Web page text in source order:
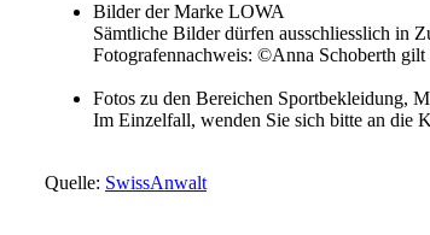
Bilder der Marke LOWA
Sämtliche Bilder dürfen ausschliesslich in
Fotografennachweis: ©Anna Schoberth
Fotos zu den Bereichen Sportbekleidung,
Im Einzelfall, wenden Sie sich bitte an die
Quelle: SwissAnwalt